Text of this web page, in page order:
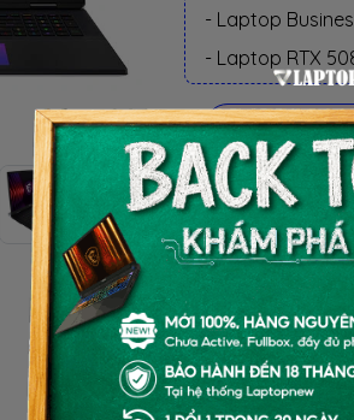
- Laptop
- Laptop RTX
BỘ QUÀ
✓ Balo MSI
✓ Headset
✓ Lucky Figure
hộp)
BỘ QUÀ